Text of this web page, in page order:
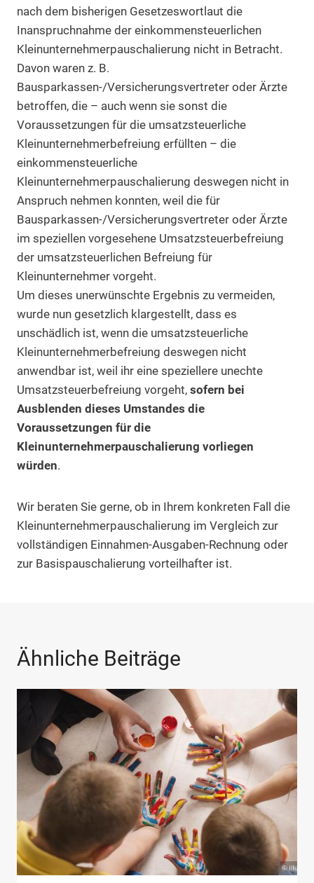
nach dem bisherigen Gesetzeswortlaut die
Inanspruchnahme der einkommensteuerlichen
Kleinunternehmerpauschalierung nicht in Betracht.
Davon waren z. B.
Bausparkassen-/Versicherungsvertreter oder Ärzte
betroffen, die – auch wenn sie sonst die
Voraussetzungen für die umsatzsteuerliche
Kleinunternehmerbefreiung erfüllten – die
einkommensteuerliche
Kleinunternehmerpauschalierung deswegen nicht in
Anspruch nehmen konnten, weil die für
Bausparkassen-/Versicherungsvertreter oder Ärzte
im speziellen vorgesehene Umsatzsteuerbefreiung
der umsatzsteuerlichen Befreiung für
Kleinunternehmer vorgeht.
Um dieses unerwünschte Ergebnis zu vermeiden,
wurde nun gesetzlich klargestellt, dass es
unschädlich ist, wenn die umsatzsteuerliche
Kleinunternehmerbefreiung deswegen nicht
anwendbar ist, weil ihr eine speziellere unechte
Umsatzsteuerbefreiung vorgeht, sofern bei
Ausblenden dieses Umstandes die
Voraussetzungen für die
Kleinunternehmerpauschalierung vorliegen
würden.
Wir beraten Sie gerne, ob in Ihrem konkreten Fall die
Kleinunternehmerpauschalierung im Vergleich zur
vollständigen Einnahmen-Ausgaben-Rechnung oder
zur Basispauschalierung vorteilhafter ist.
Ähnliche Beiträge